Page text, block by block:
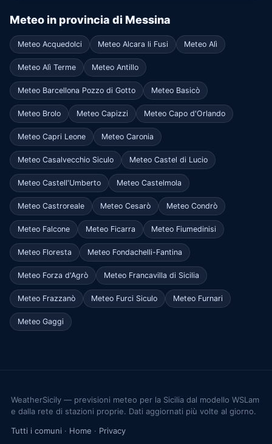
Meteo in provincia di Messina
Meteo Acquedolci Meteo Alcara li Fusi Meteo Alì
Meteo Alì Terme Meteo Antillo
Meteo Barcellona Pozzo di Gotto Meteo Basicò
Meteo Brolo Meteo Capizzi Meteo Capo d'Orlando
Meteo Capri Leone Meteo Caronia
Meteo Casalvecchio Siculo Meteo Castel di Lucio
Meteo Castell'Umberto Meteo Castelmola
Meteo Castroreale Meteo Cesarò Meteo Condrò
Meteo Falcone Meteo Ficarra Meteo Fiumedinisi
Meteo Floresta Meteo Fondachelli-Fantina
Meteo Forza d'Agrò Meteo Francavilla di Sicilia
Meteo Frazzanò Meteo Furci Siculo Meteo Furnari
Meteo Gaggi
WeatherSicily — previsioni meteo per la Sicilia dal modello WSLam
e dalla rete di stazioni proprie. Dati aggiornati più volte al giorno.
Tutti i comuni · Home · Privacy